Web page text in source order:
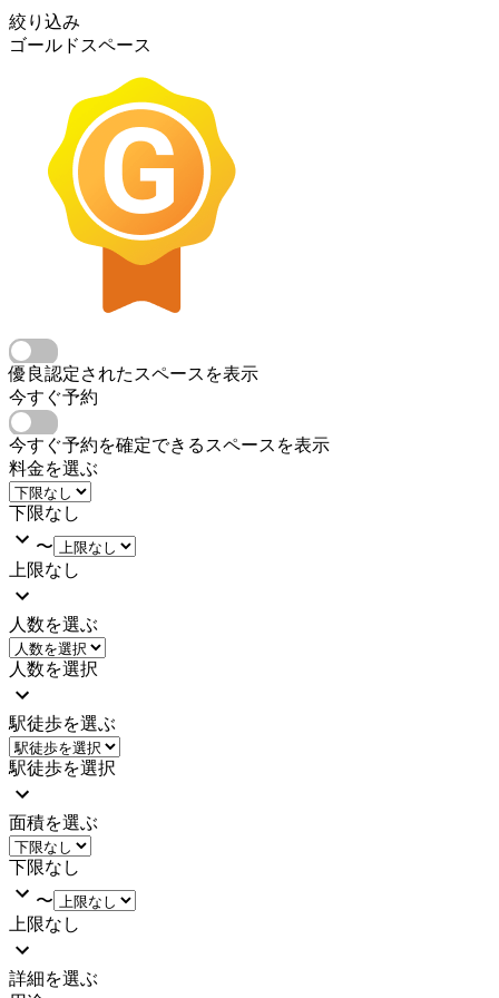
絞り込み
ゴールドスペース
優良認定されたスペースを表示
今すぐ予約
今すぐ予約を確定できるスペースを表示
料金を選ぶ
下限なし
〜
上限なし
人数を選ぶ
人数を選択
駅徒歩を選ぶ
駅徒歩を選択
面積を選ぶ
下限なし
〜
上限なし
詳細を選ぶ